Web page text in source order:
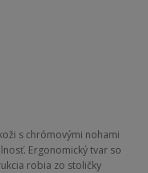
s chrómovými nohami
Ergonomický tvar so
robia zo stoličky